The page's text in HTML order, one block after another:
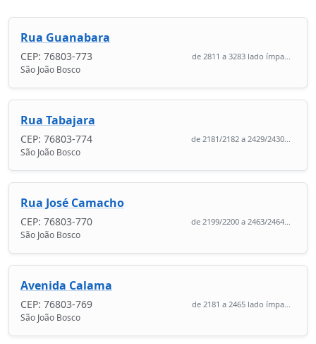
Rua Guanabara
CEP: 76803-773 de 2811 a 3283 lado ímpa...
São João Bosco
Rua Tabajara
CEP: 76803-774 de 2181/2182 a 2429/2430...
São João Bosco
Rua José Camacho
CEP: 76803-770 de 2199/2200 a 2463/2464...
São João Bosco
Avenida Calama
CEP: 76803-769 de 2181 a 2465 lado ímpa...
São João Bosco